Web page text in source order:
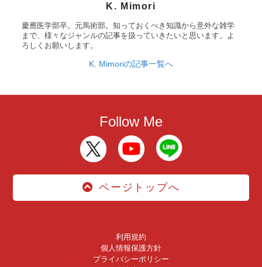
K. Mimori
慶應医学部卒。元馬術部。知っておくべき知識から意外な雑学
まで、様々なジャンルの記事を扱っていきたいと思います。よ
ろしくお願いします。
K. Mimoriの記事一覧へ
Follow Me
ページトップへ
利用規約
個人情報保護方針
プライバシーポリシー